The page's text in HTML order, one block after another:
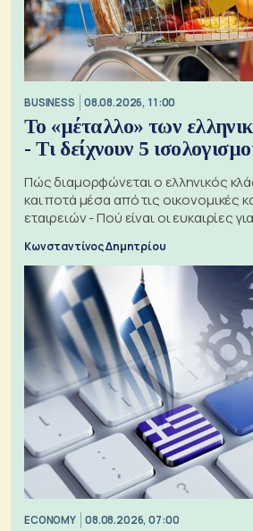
BUSINESS 08.08.2026, 11:00
Το «μέταλλο» των
- Τι δείχνουν 5
Πώς διαμορφώνεται ο ελληνικός
και ποτά μέσα από τις οικονομικές
εταιρειών - Πού είναι οι ευκαιρίες
Κωνσταντίνος Δημητρίου
ECONOMY 08.08.2026, 07:00